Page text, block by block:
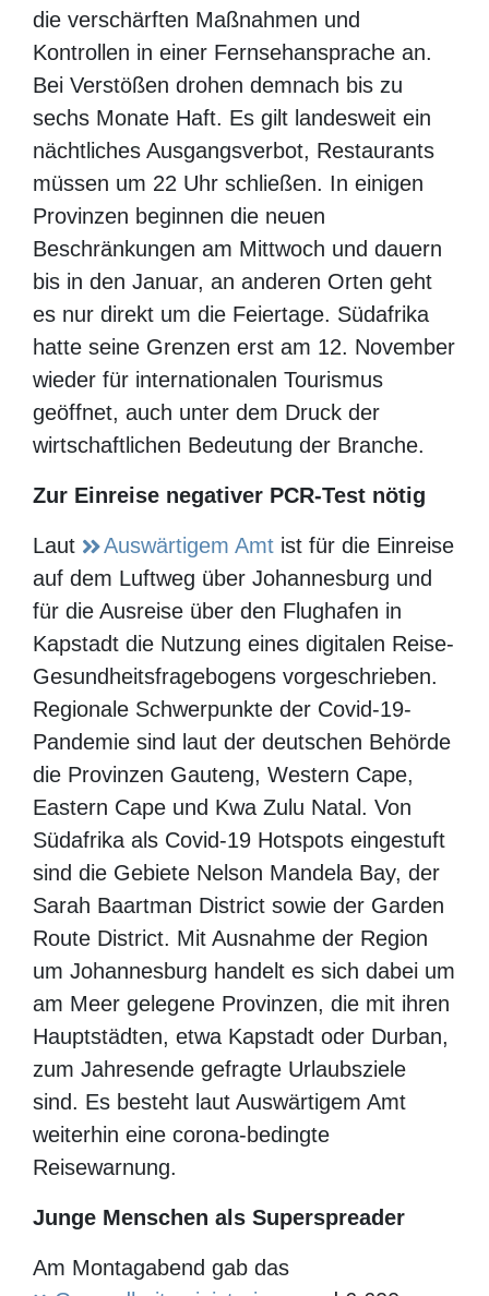
Kontrollen in einer Fernsehansprache an.
Bei Verstößen drohen demnach bis zu
sechs Monate Haft. Es gilt landesweit ein
nächtliches Ausgangsverbot, Restaurants
müssen um 22 Uhr schließen. In einigen
Provinzen beginnen die neuen
Beschränkungen am Mittwoch und dauern
bis in den Januar, an anderen Orten geht es
nur direkt um die Feiertage. Südafrika hatte
seine Grenzen erst am 12. November
wieder für internationalen Tourismus
geöffnet, auch unter dem Druck der
wirtschaftlichen Bedeutung der Branche.
Zur Einreise negativer PCR-Test nötig
Laut
Auswärtigem Amt ist für die
Einreise auf dem Luftweg über
Johannesburg und für die Ausreise über
den Flughafen in Kapstadt die Nutzung
eines digitalen Reise-
Gesundheitsfragebogens vorgeschrieben.
Regionale Schwerpunkte der Covid-19-
Pandemie sind laut der deutschen Behörde
die Provinzen Gauteng, Western Cape,
Eastern Cape und Kwa Zulu Natal. Von
Südafrika als Covid-19 Hotspots eingestuft
sind die Gebiete Nelson Mandela Bay, der
Sarah Baartman District sowie der Garden
Route District. Mit Ausnahme der Region
um Johannesburg handelt es sich dabei um
am Meer gelegene Provinzen, die mit ihren
Hauptstädten, etwa Kapstadt oder Durban,
zum Jahresende gefragte Urlaubsziele
sind. Es besteht laut Auswärtigem Amt
weiterhin eine corona-bedingte
Reisewarnung.
Junge Menschen als Superspreader
Am Montagabend gab das